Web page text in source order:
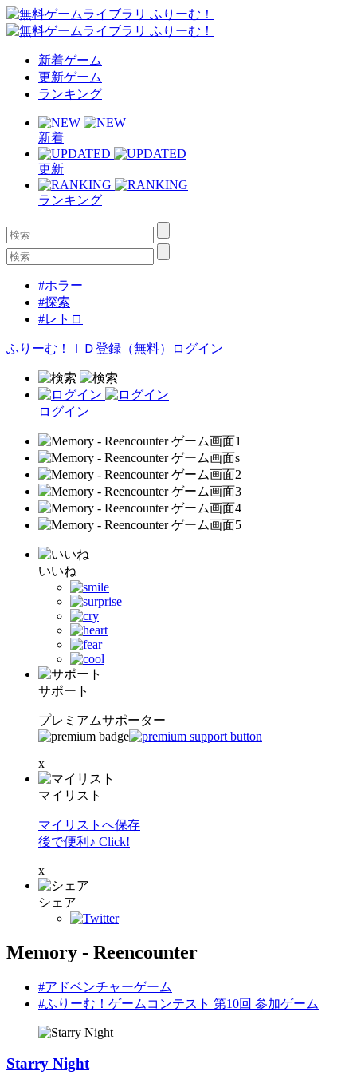
新着ゲーム
更新ゲーム
ランキング
新着
更新
ランキング
#ホラー
#探索
#レトロ
ふりーむ！ＩＤ登録（無料） ログイン
ログイン
いいね
サポート
プレミアムサポーター
x
マイリスト
マイリストへ保存
後で便利♪ Click!
x
シェア
Memory - Reencounter
#アドベンチャーゲーム
#ふりーむ！ゲームコンテスト 第10回 参加ゲーム
Starry Night